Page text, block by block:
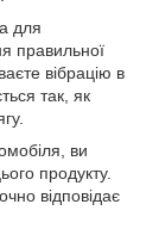
для
правильної
вібрацію в
так, як
ви
продукту.
відповідає